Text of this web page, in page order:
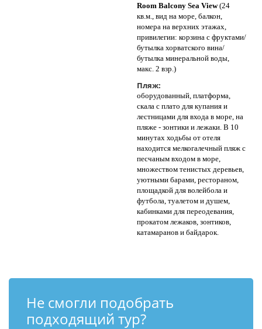
Room Balcony Sea View(24
кв.м., вид на море, балкон,
номера на верхних этажах,
привилегии: корзина с фруктами/
бутылка хорватского вина/
бутылка минеральной воды,
макс. 2 взр.)
Пляж:
оборудованный, платформа,
скала с плато для купания и
лестницами для входа в море, на
пляже - зонтики и лежаки. В 10
минутах ходьбы от отеля
находится мелкогалечный пляж с
песчаным входом в море,
множеством тенистых деревьев,
уютными барами, рестораном,
площадкой для волейбола и
футбола, туалетом и душем,
кабинками для переодевания,
прокатом лежаков, зонтиков,
катамаранов и байдарок.
Не смогли подобрать
подходящий тур?